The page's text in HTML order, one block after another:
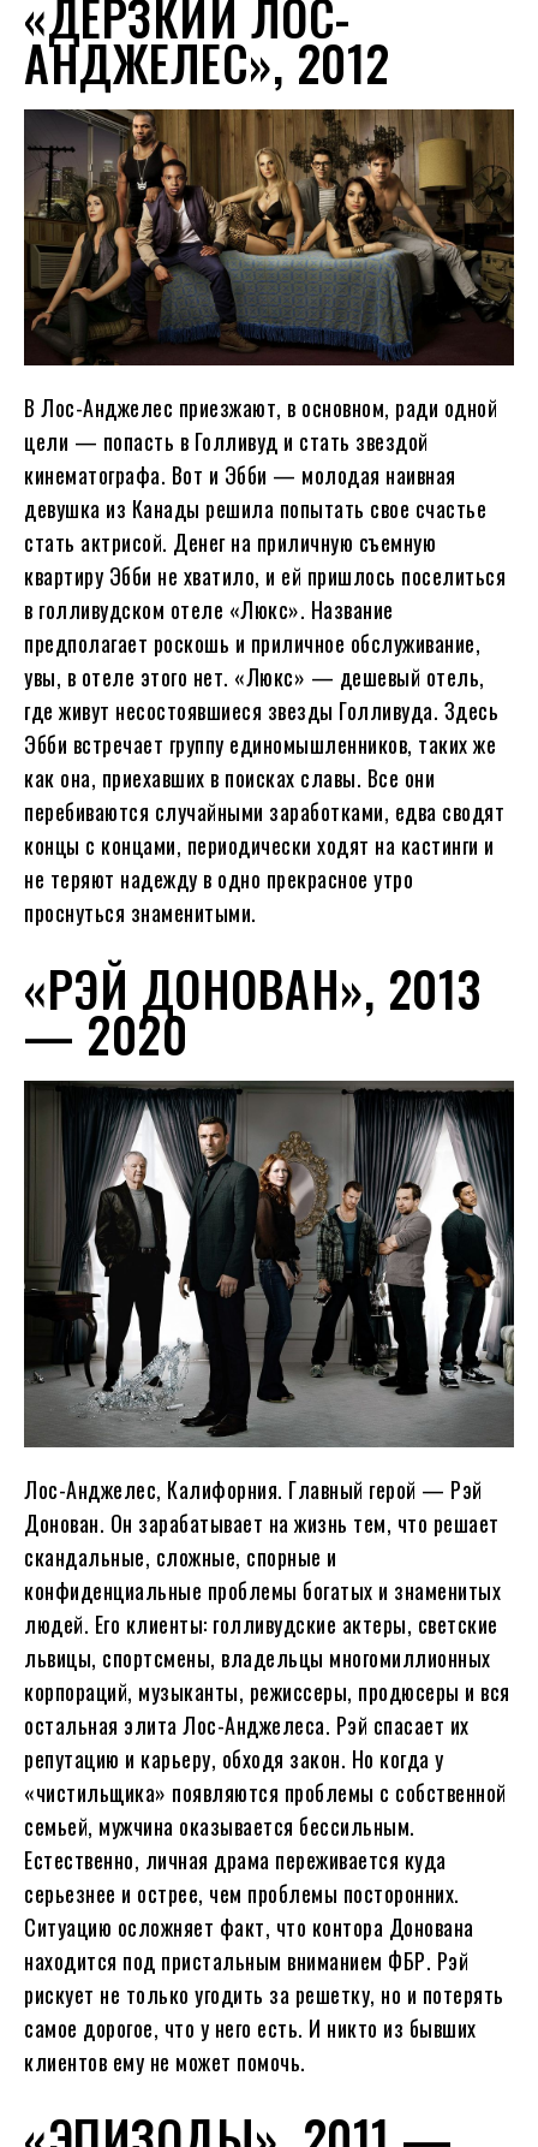
«ДЕРЗКИЙ ЛОС-
АНДЖЕЛЕС», 2012
В Лос-Анджелес приезжают, в основном, ради одной
цели — попасть в Голливуд и стать звездой
кинематографа. Вот и Эбби — молодая наивная
девушка из Канады решила попытать свое счастье
стать актрисой. Денег на приличную съемную
квартиру Эбби не хватило, и ей пришлось поселиться
в голливудском отеле «Люкс». Название
предполагает роскошь и приличное обслуживание,
увы, в отеле этого нет. «Люкс» — дешевый отель,
где живут несостоявшиеся звезды Голливуда. Здесь
Эбби встречает группу единомышленников, таких же
как она, приехавших в поисках славы. Все они
перебиваются случайными заработками, едва сводят
концы с концами, периодически ходят на кастинги и
не теряют надежду в одно прекрасное утро
проснуться знаменитыми.
«РЭЙ ДОНОВАН», 2013
— 2020
Лос-Анджелес, Калифорния. Главный герой — Рэй
Донован. Он зарабатывает на жизнь тем, что решает
скандальные, сложные, спорные и
конфиденциальные проблемы богатых и знаменитых
людей. Его клиенты: голливудские актеры, светские
львицы, спортсмены, владельцы многомиллионных
корпораций, музыканты, режиссеры, продюсеры и вся
остальная элита Лос-Анджелеса. Рэй спасает их
репутацию и карьеру, обходя закон. Но когда у
«чистильщика» появляются проблемы с собственной
семьей, мужчина оказывается бессильным.
Естественно, личная драма переживается куда
серьезнее и острее, чем проблемы посторонних.
Ситуацию осложняет факт, что контора Донована
находится под пристальным вниманием ФБР. Рэй
рискует не только угодить за решетку, но и потерять
самое дорогое, что у него есть. И никто из бывших
клиентов ему не может помочь.